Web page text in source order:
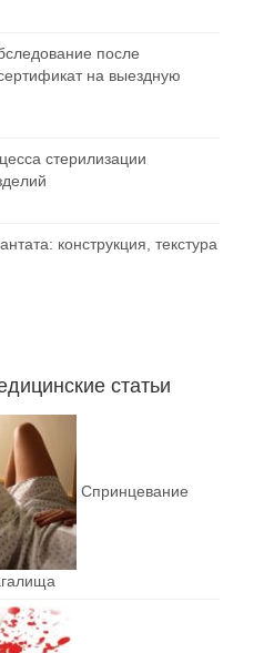
после
на выездную
стерилизации
конструкция, текстура
статьи
Спринцевание